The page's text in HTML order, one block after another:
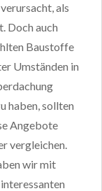
als
Doch auch
Baustoffe
Umständen in
haben, sollten
Angebote
vergleichen.
wir mit